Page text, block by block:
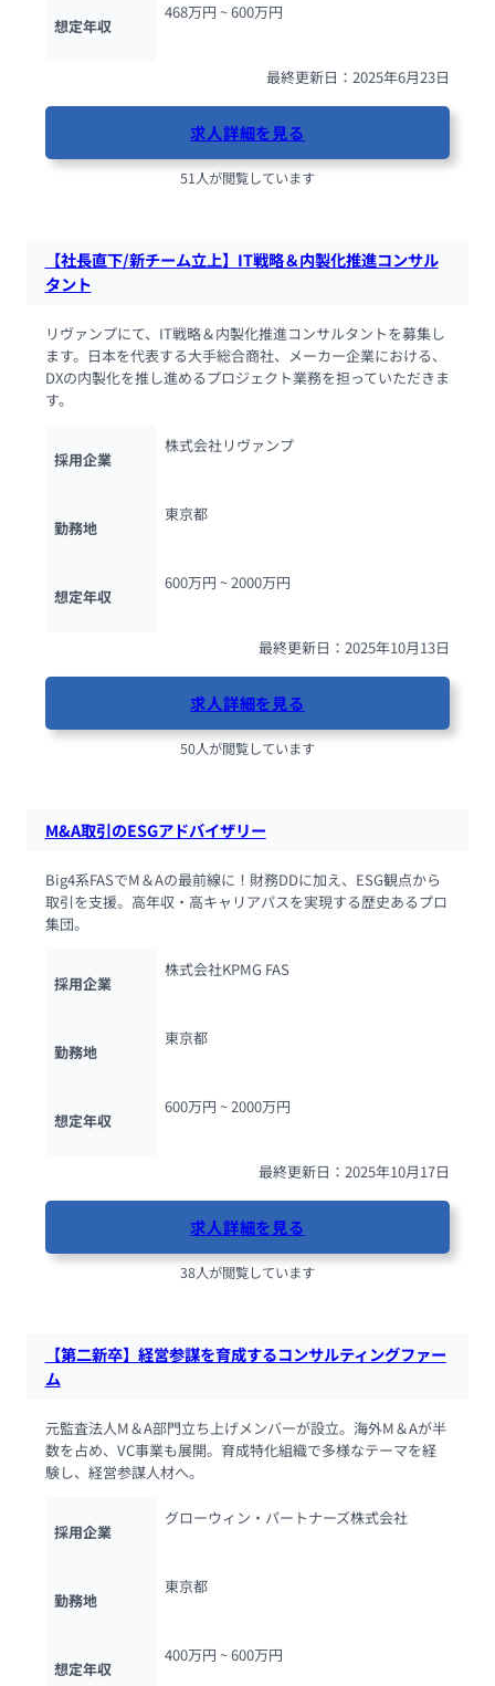
想定年収
468万円 ~ 600万円
最終更新日：2025年6月23日
求人詳細を見る
51人が閲覧しています
【社長直下/新チーム立上】IT戦略＆内製化推進コンサル
タント
リヴァンプにて、IT戦略＆内製化推進コンサルタントを募集し
ます。日本を代表する大手総合商社、メーカー企業における、
DXの内製化を推し進めるプロジェクト業務を担っていただきま
す。
採用企業
株式会社リヴァンプ
勤務地
東京都
想定年収
600万円 ~ 2000万円
最終更新日：2025年10月13日
求人詳細を見る
50人が閲覧しています
M&A取引のESGアドバイザリー
Big4系FASでM＆Aの最前線に！財務DDに加え、ESG観点から
取引を支援。高年収・高キャリアパスを実現する歴史あるプロ
集団。
採用企業
株式会社KPMG FAS
勤務地
東京都
想定年収
600万円 ~ 2000万円
最終更新日：2025年10月17日
求人詳細を見る
38人が閲覧しています
【第二新卒】経営参謀を育成するコンサルティングファー
ム
元監査法人M＆A部門立ち上げメンバーが設立。海外M＆Aが半
数を占め、VC事業も展開。育成特化組織で多様なテーマを経
験し、経営参謀人材へ。
採用企業
グローウィン・パートナーズ株式会社
勤務地
東京都
想定年収
400万円 ~ 600万円